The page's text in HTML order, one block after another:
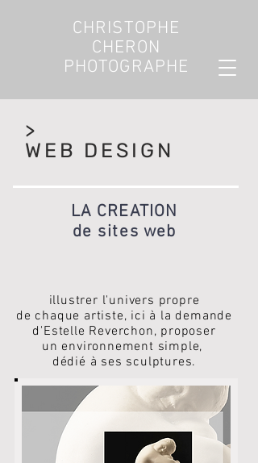
CHRISTOPHE
CHERON
PHOTOGRAPHE
>
WEB DESIGN
LA CREATION
de sites web
illustrer l'univers propre
de chaque artiste, ici à la demande
d'Estelle Reverchon, proposer
un environnement simple,
dédié à ses sculptures.